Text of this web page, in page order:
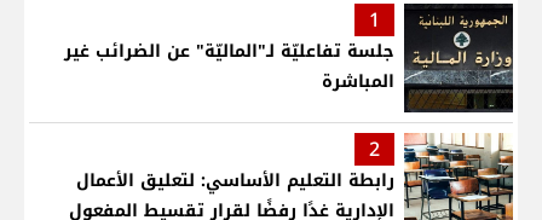
1
جلسة تفاعليّة لـ"الماليّة" عن الضرائب غير
المباشرة
2
رابطة التعليم الأساسي: لتعليق الأعمال
الإدارية غدًا رفضًا لقرار تقسيط المفعول